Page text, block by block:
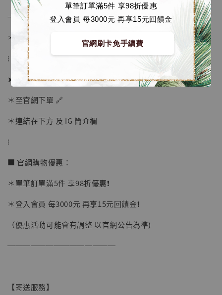
單筆訂單滿5件 享98折優惠
登入會員 每3000元 再享15元回饋金
官網刷卡免手續費
【店內現貨】海賊王 系列蒐藏雕像 布魯克達
摩 [7STARS Studio]
NT$ 1,500
→ 若有提前或延後則以廠商實際發貨時間為準
＊ 若有時間考量, 請至官網現貨區選購
⁝
➤ 訂購方式：
＊至官網下單 🔗
＊連結在下方 及 IG 簡介欄
⁝
■ 官網購物優惠：
＊單筆訂單滿5件 享98折優惠❗️
＊登入會員 每3000元 再享15元回饋金❗️
（優惠活動可能會有調整 以官網公告為準)
──────────────
【寄送服務】